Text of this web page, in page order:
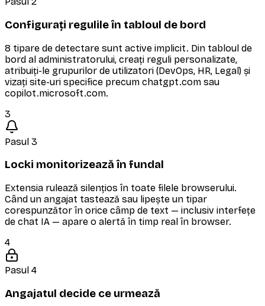
Configurați regulile în tabloul de bord
8 tipare de detectare sunt active implicit. Din tabloul de
bord al administratorului, creați reguli personalizate,
atribuiți-le grupurilor de utilizatori (DevOps, HR, Legal) și
vizați site-uri specifice precum chatgpt.com sau
copilot.microsoft.com.
3
Pasul 3
Locki monitorizează în fundal
Extensia rulează silențios în toate filele browserului.
Când un angajat tastează sau lipește un tipar
corespunzător în orice câmp de text — inclusiv interfețe
de chat IA — apare o alertă în timp real în browser.
4
Pasul 4
Angajatul decide ce urmează